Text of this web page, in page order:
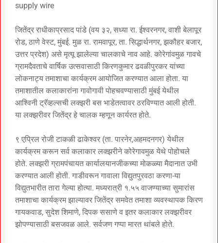
supply wire
जितेंद्र राधीकाप्रसाद पांडे (वय ३२, सध्या रा. ईश्वरनगर, वाशी बेलापूर
रोड, ठाणे वेस्ट, मुंबई. मुळ रा. रामवापूर, ता. सिद्धार्थनगर, झकौहर बजार,
उत्तर प्रदेश) असे मृत्यू झालेल्या चालकाचे नाव आहे. कोरेगांवमुळ गावचे
ग्रामदैवताचे वार्षिक उत्सवासाठी किरणकुमार ढवळीपुरकर यांच्या
लोकनाट्य तमाशाचा कार्यक्रम आयोजित करण्यात आला होता. या
तमाशातील कलाकारांना गावोगावी पोहचवण्यासाठी मुंबई येथील
आश्विनी ट्रॅव्हल्सची लक्झरी बस भाडेतत्वावर ठरविण्यात आली होती.
या लक्झरीवर जितेंद्र हे चालक म्हणून कार्यरत होते.
९ एप्रिल रोजी टाकळी ढाकेश्वर (ता. पारनेर,अहमदनगर) येथील
कार्यक्रम करून सर्व कलाकार लक्झरीने कोरेगावमुळ येथे पोहोचले
होते. लक्झरी ग्रामपंचायत कार्यालयानजीकच्या मोकळ्या मैदानात उभी
करण्यात आली होती. गाडीवरून गावाला विद्युतपुरवठा करणा-या
विद्युतभारीत तारा गेल्या होत्या. मध्यरात्री १.५५ वाजण्याच्या सुमारांस
तमाशाचा कार्यक्रम झाल्यावर जितेंद्र समवेत तमाशा व्यवस्थापक किरण
गायकवाड, सुदेश शिमाणे, दिपक ससाणे व इतर कलाकार लक्झरीवर
झोपण्यासाठी बसजवळ आले. सर्वजण गप्पा मारत थांबले होते.